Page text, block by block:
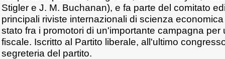
Stigler e J. M. Buchanan), e fa parte del comitato
principali riviste internazionali di scienza
stato fra i promotori di un'importante campagna per
fiscale. Iscritto al Partito liberale, all'ultimo
segreteria del partito.